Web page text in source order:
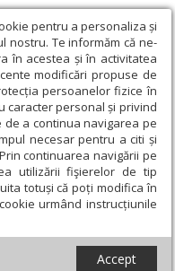
pentru a personaliza și
nostru. Te informăm că ne-
în acestea și în activitatea
modificări propuse de
persoanelor fizice în
caracter personal și privind
a continua navigarea pe
necesar pentru a citi și
continuarea navigării pe
utilizării fişierelor de tip
totuși că poți modifica în
urmând instrucțiunile
Accept
› Jurnalistul creștin
apropierea